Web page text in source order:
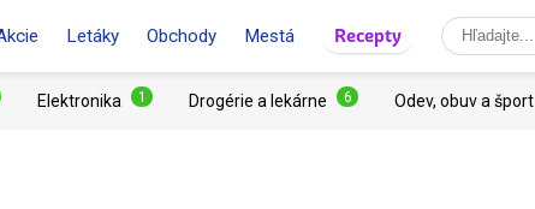
Letáky Obchody Mestá Recepty
Elektronika 1 Drogérie a lekárne 6 Odev, obuv a šport